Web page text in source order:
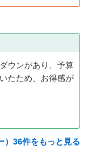
ウンがあり、予算
たため、お得感が
）36件をもっと見る